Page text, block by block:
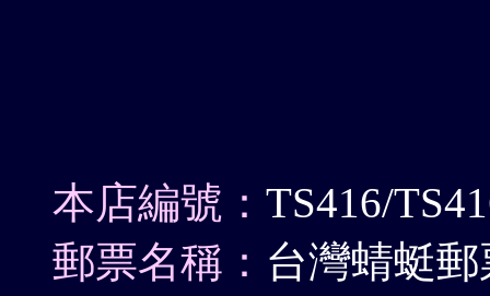
本店編號： TS416/
郵票名稱： 台灣蜻蜓